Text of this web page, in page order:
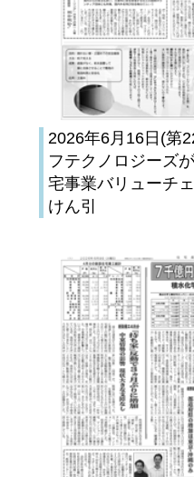
2026年6月16日(第
フテクノロジーズ
宅事業バリューチ
けん引